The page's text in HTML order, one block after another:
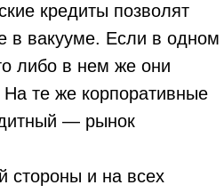
кредиты позволят
в вакууме. Если в одном
либо в нем же они
те же корпоративные
— рынок
стороны и на всех